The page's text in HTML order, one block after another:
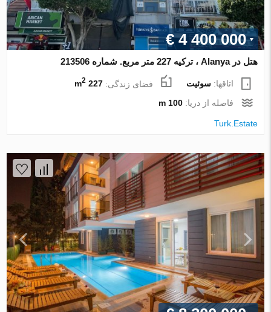
€ 4 400 000
هتل در Alanya ، ترکیه 227 متر مربع. شماره 213506
اتاقها:سوئیت فضای زندگی:227 m
2
فاصله از دریا:100 m
Turk.Estate